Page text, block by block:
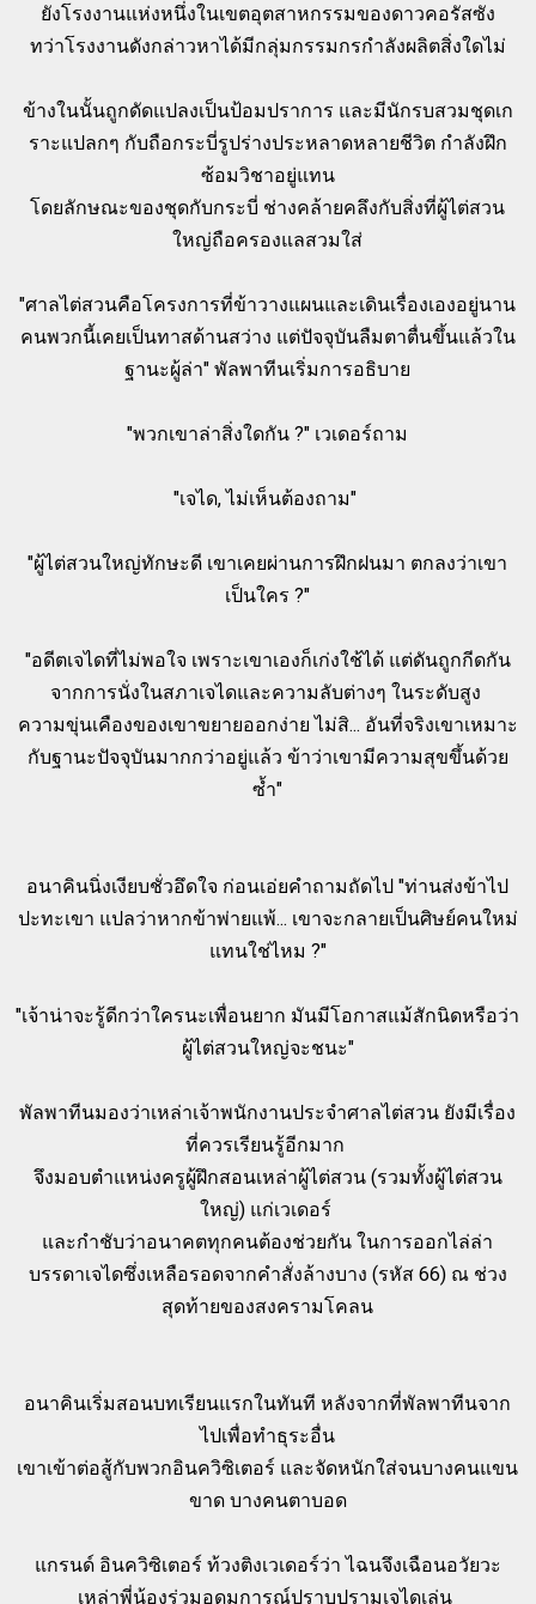
ยังโรงงานแห่งหนึ่งในเขตอุตสาหกรรมของดาวคอรัสซัง
ทว่าโรงงานดังกล่าวหาได้มีกลุ่มกรรมกรกำลังผลิตสิ่งใดไม่
ข้างในนั้นถูกดัดแปลงเป็นป้อมปราการ และมีนักรบสวมชุดเก
ราะแปลกๆ กับถือกระบี่รูปร่างประหลาดหลายชีวิต กำลังฝึก
ซ้อมวิชาอยู่แทน
โดยลักษณะของชุดกับกระบี่ ช่างคล้ายคลึงกับสิ่งที่ผู้ไต่สวน
ใหญ่ถือครองแลสวมใส่
"ศาลไต่สวนคือโครงการที่ข้าวางแผนและเดินเรื่องเองอยู่นาน
คนพวกนี้เคยเป็นทาสด้านสว่าง แต่ปัจจุบันลืมตาตื่นขึ้นแล้วใน
ฐานะผู้ล่า" พัลพาทีนเริ่มการอธิบาย
"พวกเขาล่าสิ่งใดกัน ?" เวเดอร์ถาม
"เจได, ไม่เห็นต้องถาม"
"ผู้ไต่สวนใหญ่ทักษะดี เขาเคยผ่านการฝึกฝนมา ตกลงว่าเขา
เป็นใคร ?"
"อดีตเจไดที่ไม่พอใจ เพราะเขาเองก็เก่งใช้ได้ แต่ดันถูกกีดกัน
จากการนั่งในสภาเจไดและความลับต่างๆ ในระดับสูง
ความขุ่นเคืองของเขาขยายออกง่าย ไม่สิ... อันที่จริงเขาเหมาะ
กับฐานะปัจจุบันมากกว่าอยู่แล้ว ข้าว่าเขามีความสุขขึ้นด้วย
ซ้ำ"
อนาคินนิ่งเงียบชั่วอึดใจ ก่อนเอ่ยคำถามถัดไป "ท่านส่งข้าไป
ปะทะเขา แปลว่าหากข้าพ่ายแพ้... เขาจะกลายเป็นศิษย์คนใหม่
แทนใช่ไหม ?"
"เจ้าน่าจะรู้ดีกว่าใครนะเพื่อนยาก มันมีโอกาสแม้สักนิดหรือว่า
ผู้ไต่สวนใหญ่จะชนะ"
พัลพาทีนมองว่าเหล่าเจ้าพนักงานประจำศาลไต่สวน ยังมีเรื่อง
ที่ควรเรียนรู้อีกมาก
จึงมอบตำแหน่งครูผู้ฝึกสอนเหล่าผู้ไต่สวน (รวมทั้งผู้ไต่สวน
ใหญ่) แก่เวเดอร์
และกำชับว่าอนาคตทุกคนต้องช่วยกัน ในการออกไล่ล่า
บรรดาเจไดซึ่งเหลือรอดจากคำสั่งล้างบาง (รหัส 66) ณ ช่วง
สุดท้ายของสงครามโคลน
อนาคินเริ่มสอนบทเรียนแรกในทันที หลังจากที่พัลพาทีนจาก
ไปเพื่อทำธุระอื่น
เขาเข้าต่อสู้กับพวกอินควิซิเตอร์ และจัดหนักใส่จนบางคนแขน
ขาด บางคนตาบอด
แกรนด์ อินควิซิเตอร์ ท้วงติงเวเดอร์ว่า ไฉนจึงเฉือนอวัยวะ
เหล่าพี่น้องร่วมอุดมการณ์ปราบปรามเจไดเล่น